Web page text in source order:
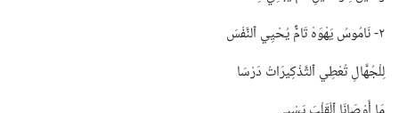
٢-‏ نَامُوسُ يَهْوَهْ تَامٌّ يُحْيِي ٱلنَّفْسَ
لِلْجُهَّالِ تُعْطِي ٱلتَّذْكِيرَاتُ دَرْسَا